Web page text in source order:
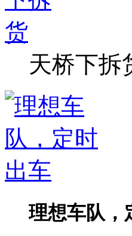
天桥下拆
理想车队，